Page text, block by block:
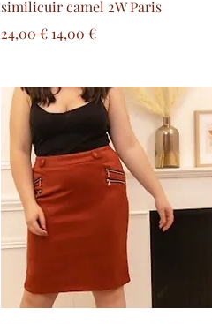
similicuir camel 2W Paris
Prezzo regolare
24,00 € Prezzo scontato
14,00 €